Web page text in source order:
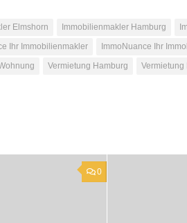
Elmshorn Immobilienmakler Hamburg
Ihr Immobilienmakler
ImmoNuance Ihr
Vermietung Hamburg Vermietung
0